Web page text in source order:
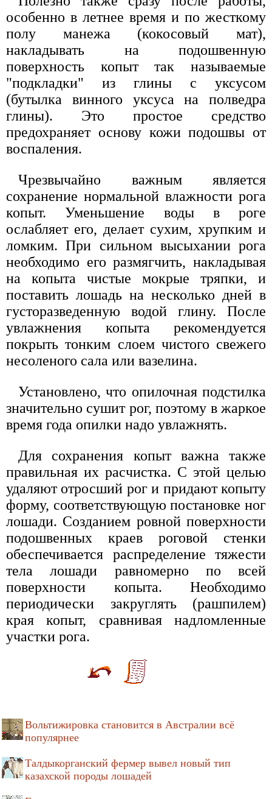
особенно в летнее время и по жесткому
полу манежа (кокосовый мат),
накладывать на подошвенную
поверхность копыт так называемые
"подкладки" из глины с уксусом
(бутылка винного уксуса на полведра
глины). Это простое средство
предохраняет основу кожи подошвы от
воспаления.
Чрезвычайно важным является
сохранение нормальной влажности рога
копыт. Уменьшение воды в роге
ослабляет его, делает сухим, хрупким и
ломким. При сильном высыхании рога
необходимо его размягчить, накладывая
на копыта чистые мокрые тряпки, и
поставить лошадь на несколько дней в
густоразведенную водой глину. После
увлажнения копыта рекомендуется
покрыть тонким слоем чистого свежего
несоленого сала или вазелина.
Установлено, что опилочная подстилка
значительно сушит рог, поэтому в жаркое
время года опилки надо увлажнять.
Для сохранения копыт важна также
правильная их расчистка. С этой целью
удаляют отросший рог и придают копыту
форму, соответствующую постановке ног
лошади. Созданием ровной поверхности
подошвенных краев роговой стенки
обеспечивается распределение тяжести
тела лошади равномерно по всей
поверхности копыта. Необходимо
периодически закруглять (рашпилем)
края копыт, сравнивая надломленные
участки рога.
Вольтижировка становится в Австралии всё
популярнее
Талдыкорганский фермер вывел новый тип
казахской породы лошадей